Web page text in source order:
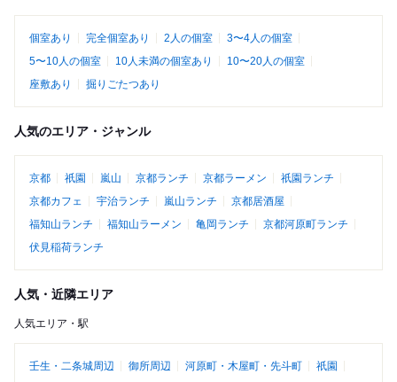
個室あり 完全個室あり 2人の個室
3〜4人の個室
5〜10人の個室
10人未満の個室あり
10〜20人の個室
座敷あり
掘りごたつあり
人気のエリア・ジャンル
京都 祇園 嵐山 京都ランチ 京都ラーメン
祇園ランチ
京都カフェ
宇治ランチ 嵐山ランチ
京都居酒屋
福知山ランチ
福知山ラーメン 亀岡ランチ
京都河原町ランチ
伏見稲荷ランチ
人気・近隣エリア
人気エリア・駅
壬生・二条城周辺 御所周辺 河原町・木屋町・先斗町
祇園